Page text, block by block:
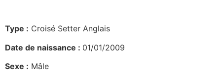
Type : Croisé Setter Anglais
Date de naissance : 01/01/2009
Sexe : Mâle